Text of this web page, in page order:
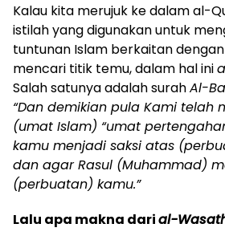
Kalau kita merujuk ke dalam al-
istilah yang digunakan untuk
tuntunan Islam berkaitan
mencari titik temu, dalam hal ini
Salah satunya adalah surahAl-
“Dan demikian pula Kami telah
(umat Islam) “umat
kamu menjadi saksi atas
dan agar Rasul (Muhammad)
(perbuatan) kamu.”
Lalu apa makna darial-